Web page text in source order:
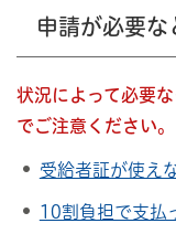
申請が必要な
状況によって必要
でご注意ください。
受給者証が使え
10割負担で支払